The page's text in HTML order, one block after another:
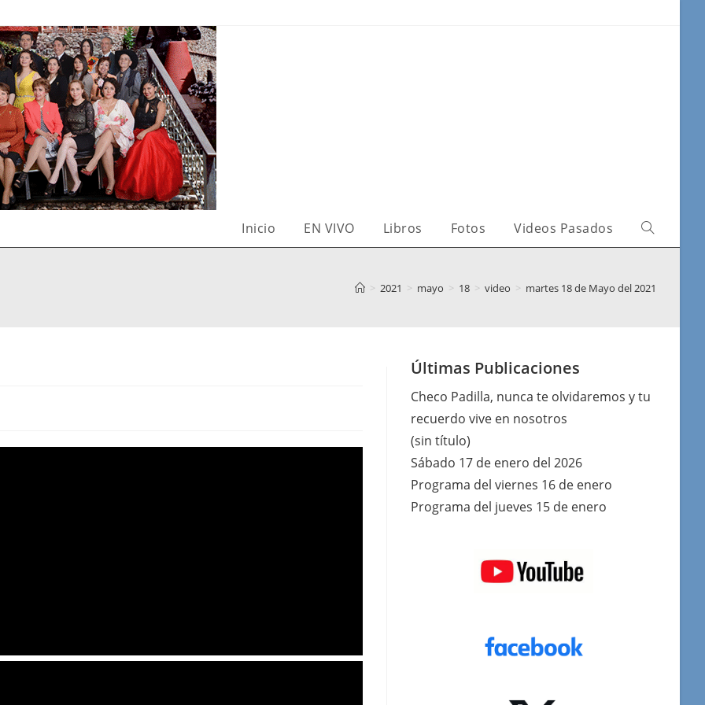
Inicio EN VIVO Libros Fotos Videos Pasados
> 2021 > mayo > 18 > video > martes 18 de Mayo del 2021
Últimas Publicaciones
Checo Padilla, nunca te olvidaremos y tu
recuerdo vive en nosotros
(sin título)
Sábado 17 de enero del 2026
Programa del viernes 16 de enero
Programa del jueves 15 de enero